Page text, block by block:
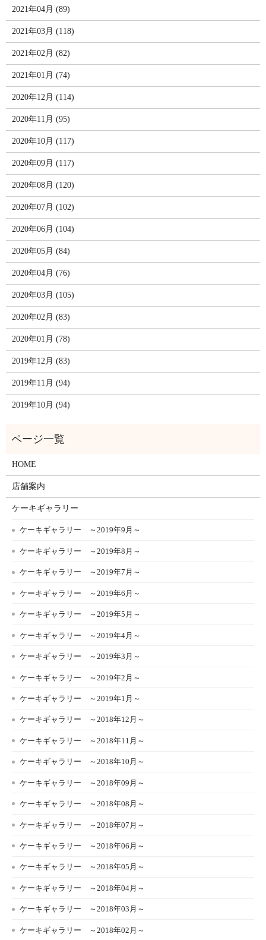
2021年04月 (89)
2021年03月 (118)
2021年02月 (82)
2021年01月 (74)
2020年12月 (114)
2020年11月 (95)
2020年10月 (117)
2020年09月 (117)
2020年08月 (120)
2020年07月 (102)
2020年06月 (104)
2020年05月 (84)
2020年04月 (76)
2020年03月 (105)
2020年02月 (83)
2020年01月 (78)
2019年12月 (83)
2019年11月 (94)
2019年10月 (94)
HOME
店舗案内
ケーキギャラリー
ケーキギャラリー ～2019年9月～
ケーキギャラリー ～2019年8月～
ケーキギャラリー ～2019年7月～
ケーキギャラリー ～2019年6月～
ケーキギャラリー ～2019年5月～
ケーキギャラリー ～2019年4月～
ケーキギャラリー ～2019年3月～
ケーキギャラリー ～2019年2月～
ケーキギャラリー ～2019年1月～
ケーキギャラリー ～2018年12月～
ケーキギャラリー ～2018年11月～
ケーキギャラリー ～2018年10月～
ケーキギャラリー ～2018年09月～
ケーキギャラリー ～2018年08月～
ケーキギャラリー ～2018年07月～
ケーキギャラリー ～2018年06月～
ケーキギャラリー ～2018年05月～
ケーキギャラリー ～2018年04月～
ケーキギャラリー ～2018年03月～
ケーキギャラリー ～2018年02月～